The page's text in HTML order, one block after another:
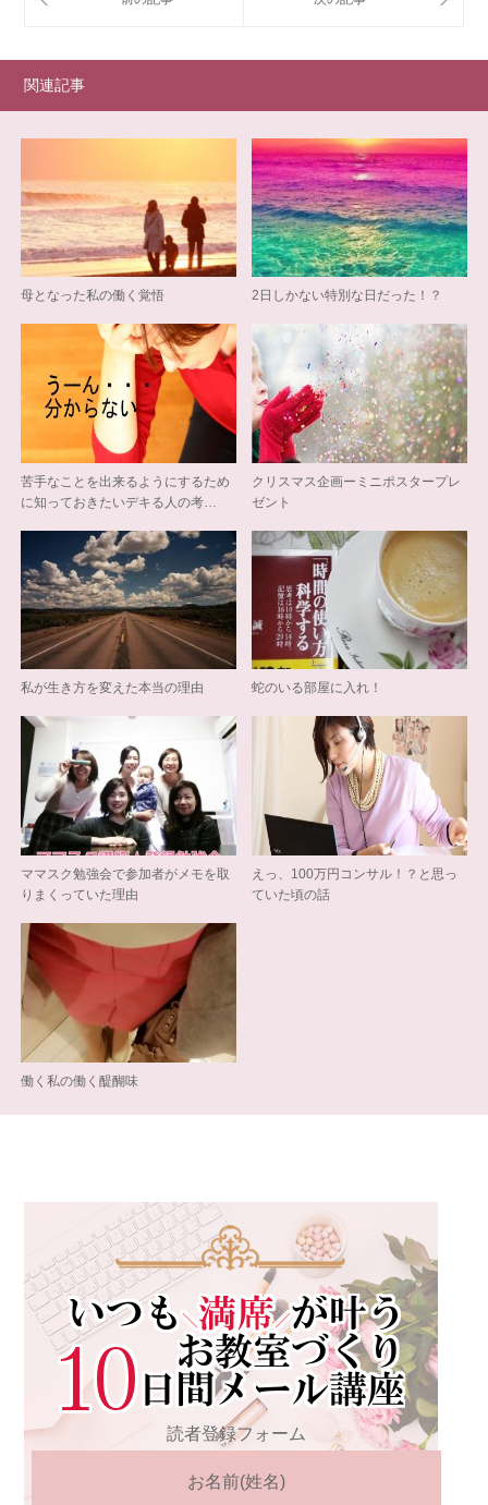
関連記事
母となった私の働く覚悟 2日しかない特別な日だった！？
苦手なことを出来るようにするため
に知っておきたいデキる人の考…
クリスマス企画ーミニポスタープレ
ゼント
私が生き方を変えた本当の理由 蛇のいる部屋に入れ！
ママスク勉強会で参加者がメモを取
りまくっていた理由
えっ、100万円コンサル！？と思っ
ていた頃の話
働く私の働く醍醐味
読者登録フォーム
お名前(姓名)